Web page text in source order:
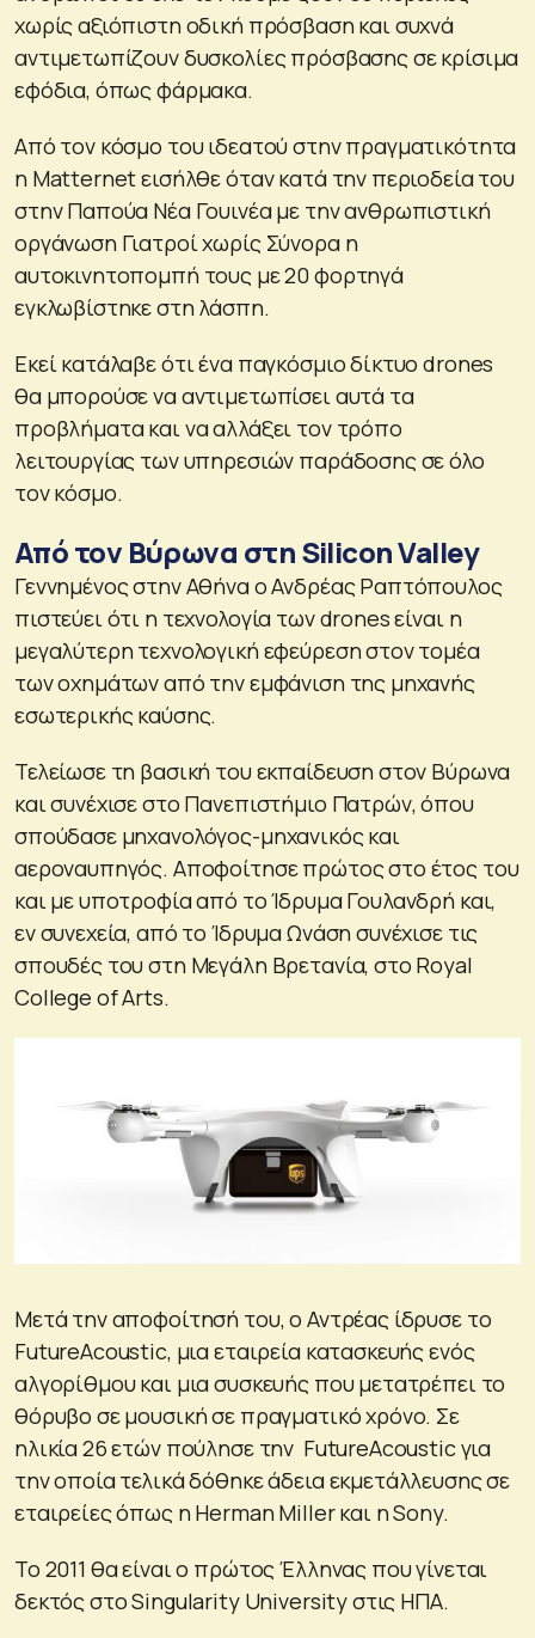
χωρίς αξιόπιστη οδική πρόσβαση και συχνά
αντιμετωπίζουν δυσκολίες πρόσβασης σε κρίσιμα
εφόδια, όπως φάρμακα.
Από τον κόσμο του ιδεατού στην πραγματικότητα
η Matternet εισήλθε όταν κατά την περιοδεία του
στην Παπούα Νέα Γουινέα με την ανθρωπιστική
οργάνωση Γιατροί χωρίς Σύνορα η
αυτοκινητοπομπή τους με 20 φορτηγά
εγκλωβίστηκε στη λάσπη.
Εκεί κατάλαβε ότι ένα παγκόσμιο δίκτυο drones
θα μπορούσε να αντιμετωπίσει αυτά τα
προβλήματα και να αλλάξει τον τρόπο
λειτουργίας των υπηρεσιών παράδοσης σε όλο
τον κόσμο.
Από τον Βύρωνα στη Silicon Valley
Γεννημένος στην Αθήνα ο Ανδρέας Ραπτόπουλος
πιστεύει ότι η τεχνολογία των drones είναι η
μεγαλύτερη τεχνολογική εφεύρεση στον τομέα
των οχημάτων από την εμφάνιση της μηχανής
εσωτερικής καύσης.
Τελείωσε τη βασική του εκπαίδευση στον Βύρωνα
και συνέχισε στο Πανεπιστήμιο Πατρών, όπου
σπούδασε μηχανολόγος-μηχανικός και
αεροναυπηγός. Αποφοίτησε πρώτος στο έτος του
και με υποτροφία από το Ίδρυμα Γουλανδρή και,
εν συνεχεία, από το Ίδρυμα Ωνάση συνέχισε τις
σπουδές του στη Μεγάλη Βρετανία, στο Royal
College of Arts.
Μετά την αποφοίτησή του, ο Αντρέας ίδρυσε το
FutureAcoustic, μια εταιρεία κατασκευής ενός
αλγορίθμου και μια συσκευής που μετατρέπει το
θόρυβο σε μουσική σε πραγματικό χρόνο. Σε
ηλικία 26 ετών πούλησε την FutureAcoustic για
την οποία τελικά δόθηκε άδεια εκμετάλλευσης σε
εταιρείες όπως η Herman Miller και η Sony.
Το 2011 θα είναι ο πρώτος Έλληνας που γίνεται
δεκτός στο Singularity University στις ΗΠΑ.